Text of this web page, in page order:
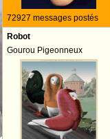
72927 messages postés
Robot
Gourou Pigeonneux